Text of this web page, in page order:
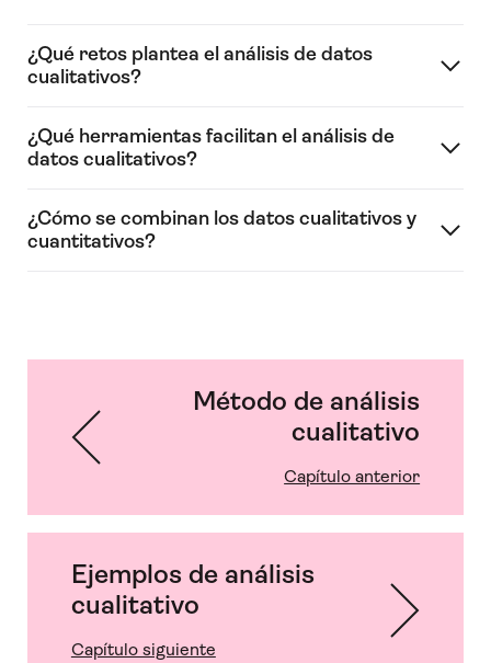
¿Qué retos plantea el análisis de datos
cualitativos?
¿Qué herramientas facilitan el análisis de
datos cualitativos?
¿Cómo se combinan los datos cualitativos y
cuantitativos?
Método de análisis
cualitativo
Capítulo anterior
Ejemplos de análisis
cualitativo
Capítulo siguiente